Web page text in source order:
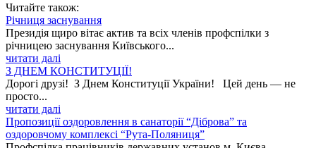
Читайте також:
Річниця заснування
Президія щиро вітає актив та всіх членів профспілки з
річницею заснування Київського...
читати далі
З ДНЕМ КОНСТИТУЦІЇ!
Дорогі друзі! З Днем Конституції України! Цей день — не
просто...
читати далі
Пропозиції оздоровлення в санаторії “Діброва” та
оздоровчому комплексі “Рута-Поляниця”